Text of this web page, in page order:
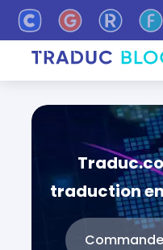
traduction